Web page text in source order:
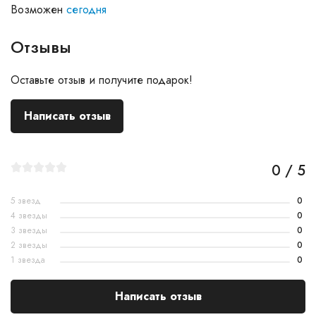
Возможен сегодня
Отзывы
Оставьте отзыв и получите подарок!
Написать отзыв
0 / 5
5 звезд
0
4 звезды
0
3 звезды
0
2 звезды
0
1 звезда
0
Написать отзыв